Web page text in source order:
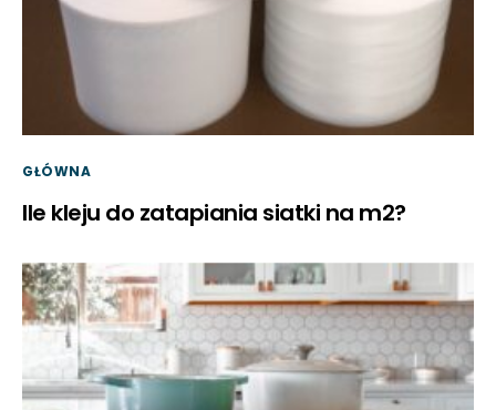
GŁÓWNA
Ile kleju do zatapiania siatki na m2?